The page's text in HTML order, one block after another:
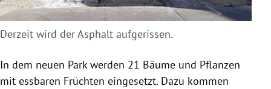
Derzeit wird der Asphalt aufgerissen.
In dem neuen Park werden 21 Bäume und Pflanzen
mit essbaren Früchten eingesetzt. Dazu kommen